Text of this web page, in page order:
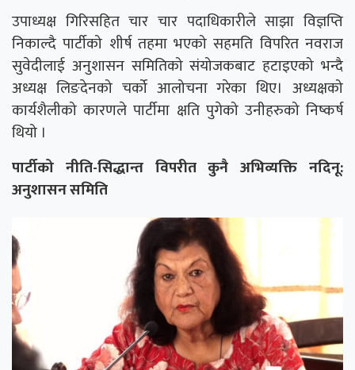
उपाध्यक्ष गिरिसहित चार चार पदाधिकारीले साझा विज्ञप्ति
निकाल्दै पार्टीको शीर्ष तहमा भएको सहमति विपरित नवराज
सुवेदीलाई अनुशासन समितिको संयोजकबाट हटाइएको भन्दै
अध्यक्ष लिङदेनको चर्को आलोचना गरेका थिए। अध्यक्षको
कार्यशैलीको कारणले पार्टीमा क्षति पुगेको उनीहरुको निष्कर्ष
थियो ।
पार्टीको नीति-सिद्धान्त विपरीत कुनै अभिव्यक्ति नदिनू:
अनुशासन समिति